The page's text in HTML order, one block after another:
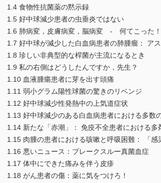
1.4 食物性抗菌薬の黙示録
1.5 好中球減少患者の虫垂炎ではない
1.6 肺病変，皮膚病変，脳病変 - 何てこった！
1.7 好中球が減少した白血病患者の肺腫瘤： ア
1.8 珍しい非典型的な桿菌が主流になるとき
1.9 私の右側はどうしたんですか，先生？
1.10 血液腫瘍患者に芽を出す頭痛
1.11 弱小グラム陽性球菌の驚きのリベンジ
1.12 好中球減少性発熱中の上気道症状
1.13 好中球減少のある白血病患者における多数
1.14 新たな「赤潮」： 免疫不全患者における多
1.15 肉腫の患者における咳嗽と呼吸困難： 「感
1.16 悪いニュース：ブレークスルー真菌血症
1.17 体中にできた痛みを伴う皮疹
1.18 がん患者の傷：薬に気をつけろ！